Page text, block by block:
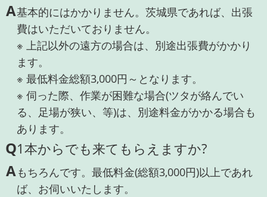
A基本的にはかかりません。茨城県であれば、出張
費はいただいておりません。
※ 上記以外の遠方の場合は、別途出張費がかかり
ます。
※ 最低料金総額3,000円～となります。
※ 伺った際、作業が困難な場合(ツタが絡んでい
る、足場が狭い、等)は、別途料金がかかる場合も
あります。
Q1本からでも来てもらえますか?
Aもちろんです。最低料金(総額3,000円)以上であれ
ば、お伺いいたします。